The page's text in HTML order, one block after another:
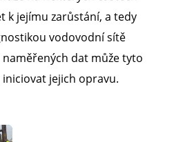
k jejímu zarůstání, a tedy
vodovodní sítě
dat může tyto
jejich opravu.